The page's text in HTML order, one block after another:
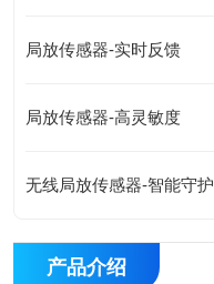
局放传感器-实时反馈
局放传感器-高灵敏度
无线局放传感器-智能守护
产品介绍